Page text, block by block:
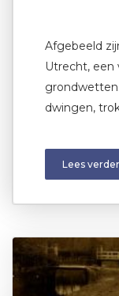
Afgebeeld
Utrecht, een
dwingen,
Lees verder